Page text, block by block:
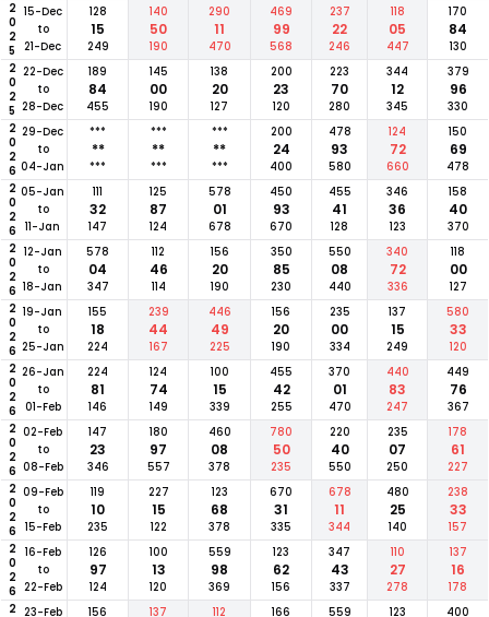
2025 15-Dec
to
21-Dec
128
15
249
140
50
190
290
11
470
469
99
568
237
22
246
118
05
447
170
84
130
2025 22-Dec
to
28-Dec
189
84
455
145
00
190
138
20
127
200
23
120
223
70
280
344
12
345
379
96
330
2026 29-Dec
to
04-Jan
***
**
***
***
**
***
***
**
***
200
24
400
478
93
580
124
72
660
150
69
478
2026 05-Jan
to
11-Jan
111
32
147
125
87
124
578
01
678
450
93
670
455
41
128
346
36
123
158
40
370
2026 12-Jan
to
18-Jan
578
04
347
112
46
114
156
20
190
350
85
230
550
08
440
340
72
336
118
00
127
2026 19-Jan
to
25-Jan
155
18
224
239
44
167
446
49
225
156
20
190
235
00
334
137
15
249
580
33
120
2026 26-Jan
to
01-Feb
224
81
146
124
74
149
100
15
339
455
42
255
370
01
470
440
83
247
449
76
367
2026 02-Feb
to
08-Feb
147
23
346
180
97
557
460
08
378
780
50
235
220
40
550
235
07
250
178
61
227
2026 09-Feb
to
15-Feb
119
10
235
227
15
122
123
68
378
670
31
335
678
11
344
480
25
140
238
33
157
2026
16-Feb
to
22-Feb
126
97
124
100
13
120
559
98
369
123
62
156
347
43
337
110
27
278
137
16
178
23-Feb
156 137 112 166 559 123 400